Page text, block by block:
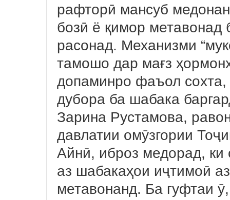
рафторӣ мансуб
бозӣ ё қимор метавонад
расонад. Механизми
тамошо дар мағз
допаминро фаъол
дубора ба шабака
Зарина Рустамова,
давлатии омӯзгории
Айнӣ, иброз медорад, ки
аз шабакаҳои иҷтимоӣ аз
метавонанд. Ба гуфтаи